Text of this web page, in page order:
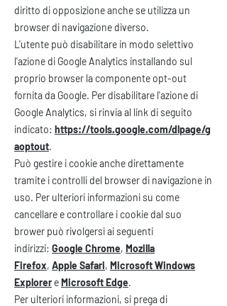
diritto di opposizione anche se utilizza un
browser di navigazione diverso.
L'utente può disabilitare in modo selettivo
l'azione di Google Analytics installando sul
proprio browser la componente opt-out
fornita da Google. Per disabilitare l'azione di
Google Analytics, si rinvia al link di seguito
indicato: https://tools.google.com/dlpage/g
aoptout.
Può gestire i cookie anche direttamente
tramite i controlli del browser di navigazione in
uso. Per ulteriori informazioni su come
cancellare e controllare i cookie dal suo
brower può rivolgersi ai seguenti
indirizzi: Google Chrome, Mozilla
Firefox, Apple Safari, Microsoft Windows
Explorer eMicrosoft Edge.
Per ulteriori informazioni, si prega di